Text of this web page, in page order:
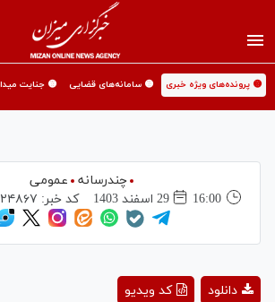
🟡 پرونده‌های ویژه خبری 🟡 سامانه‌های قضایی 🟡 جنایت
چندرسانه
عمومی
16:00
29 اسفند 1403 کد خبر:
کد ویدیو دانلود